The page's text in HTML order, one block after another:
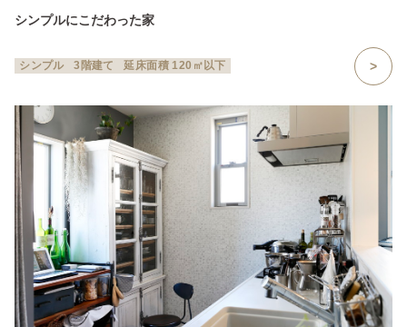
シンプルにこだわった家
シンプル 3階建て 延床面積 120㎡以下